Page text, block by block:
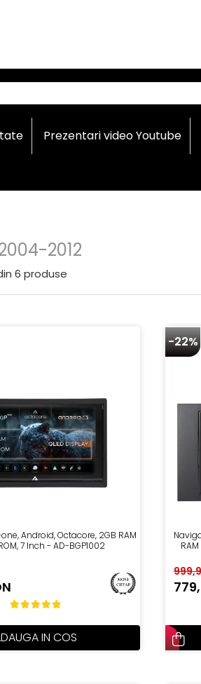
Prezentari video Youtube
2012
6 produse
Android, Octacore, 2GB RAM
7 Inch - AD-BGP1002
IN COS
-22%